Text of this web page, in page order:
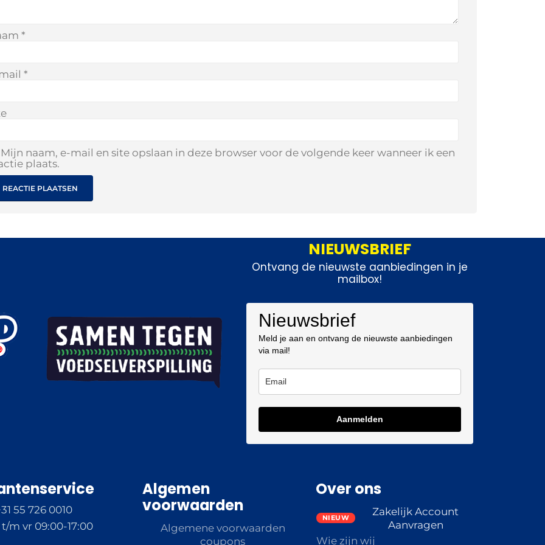
*
*
Mijn naam, e-mail en site opslaan in deze browser voor de volgende keer wanneer ik een
plaats.
NIEUWSBRIEF
Ontvang de nieuwste aanbiedingen in je
mailbox!
Nieuwsbrief
Meld je aan en ontvang de nieuwste aanbiedingen
via mail!
Aanmelden
55 726 0010
m vr 09:00-17:00
Algemen
voorwaarden
Algemene voorwaarden
coupons
Over ons
Zakelijk Account
Aanvragen
Wie zijn wij